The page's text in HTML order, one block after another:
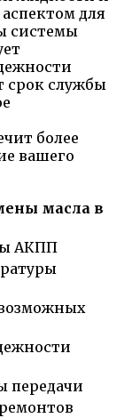
для
системы
срок службы
более
вашего
масла в
АКПП
передачи